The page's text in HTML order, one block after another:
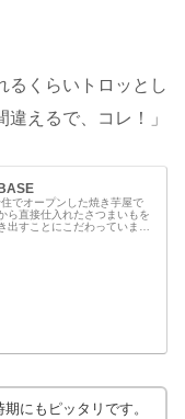
るくらいトロッとし
えるで、コレ！」
でオープンした焼き芋屋で
ら直接仕入れたさつまいもを
出すことにこだわっていま
にもピッタリです。